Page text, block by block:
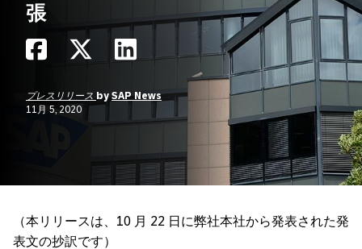
張
プレスリリース by SAP News
11月 5, 2020
（本リリースは、10 月 22 日に弊社本社から発表された発
表文の抄訳です）